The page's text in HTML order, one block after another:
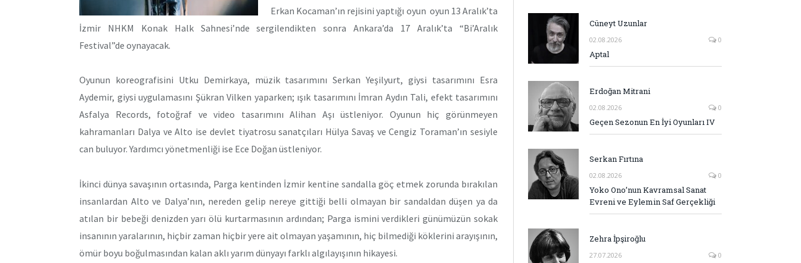
Erkan Kocaman’ın rejisini yaptığı oyun oyun 13 Aralık’ta
İzmir NHKM Konak Halk Sahnesi’nde sergilendikten sonra Ankara’da 17 Aralık’ta “Bi’Aralık
Festival”de oynayacak.
Oyunun koreografisini Utku Demirkaya, müzik tasarımını Serkan Yeşilyurt, giysi tasarımını Esra
Aydemir, giysi uygulamasını Şükran Vilken yaparken; ışık tasarımını İmran Aydın Tali, efekt tasarımını
Asfalya Records, fotoğraf ve video tasarımını Alihan Aşı üstleniyor. Oyunun hiç görünmeyen
kahramanları Dalya ve Alto ise devlet tiyatrosu sanatçıları Hülya Savaş ve Cengiz Toraman’ın sesiyle
can buluyor. Yardımcı yönetmenliği ise Ece Doğan üstleniyor.
İkinci dünya savaşının ortasında, Parga kentinden İzmir kentine sandalla göç etmek zorunda bırakılan
insanlardan Alto ve Dalya’nın, nereden gelip nereye gittiği belli olmayan bir sandaldan düşen ya da
atılan bir bebeği denizden yarı ölü kurtarmasının ardından; Parga ismini verdikleri günümüzün sokak
insanının yaralarının, hiçbir zaman hiçbir yere ait olmayan yaşamının, hiç bilmediği köklerini arayışının,
ömür boyu boğulmasından kalan aklı yarım dünyayı farklı algılayışının hikayesi.
Cüneyt Uzunlar
02.08.2026 0
Aptal
Erdoğan Mitrani
02.08.2026 0
Geçen Sezonun En İyi Oyunları IV
Serkan Fırtına
02.08.2026 0
Yoko Ono’nun Kavramsal Sanat
Evreni ve Eylemin Saf Gerçekliği
Zehra İpşiroğlu
27.07.2026 0